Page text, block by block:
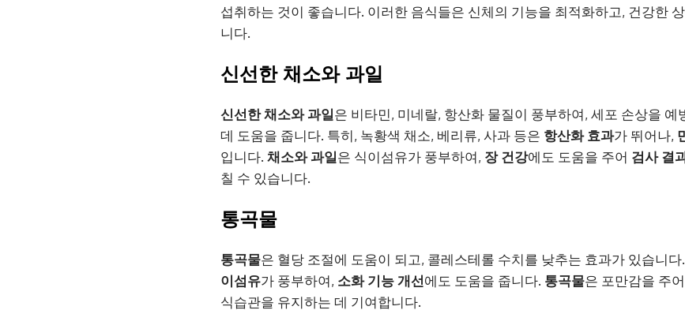
섭취하는 것이 좋습니다. 이러한 음식들은 신체의 기능을 최적화하고, 건강한
니다.
신선한 채소와 과일
신선한 채소와 과일은 비타민, 미네랄, 항산화 물질이 풍부하여, 세포 손상을 예
데 도움을 줍니다. 특히, 녹황색 채소, 베리류, 사과 등은 항산화 효과가 뛰어나,
입니다. 채소와 과일은 식이섬유가 풍부하여, 장 건강에도 도움을 주어 검사 결
칠 수 있습니다.
통곡물
통곡물은 혈당 조절에 도움이 되고, 콜레스테롤 수치를 낮추는 효과가 있습니
이섬유가 풍부하여, 소화 기능 개선에도 도움을 줍니다. 통곡물은 포만감을 주
식습관을 유지하는 데 기여합니다.